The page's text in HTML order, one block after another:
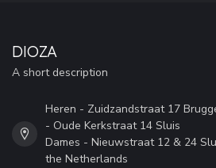
DIOZA
A short description
Heren - Zuidzandstraat 17
- Oude Kerkstraat 14 Sluis
Dames - Nieuwstraat 12 & 24
the Netherlands